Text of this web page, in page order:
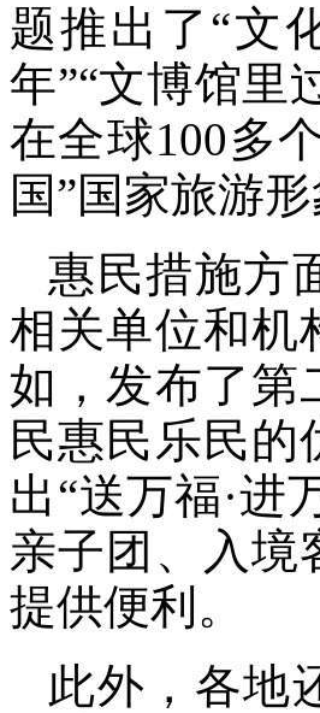
题推出了“文
年”“文博馆里
在全球100多
国”国家旅游
惠民措施方
相关单位和机
如，发布了第
民惠民乐民
出“送万福·进
亲子团、入境
提供便利。
此外，各地